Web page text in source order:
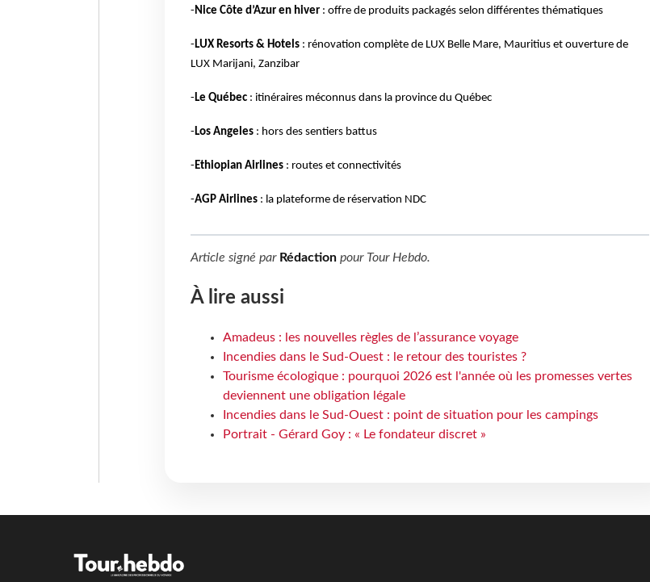
- Nice Côte d’Azur en hiver : offre de produits packagés selon différentes thématiques
- LUX Resorts & Hotels : rénovation complète de LUX Belle Mare, Mauritius et ouverture de
LUX Marijani, Zanzibar
- Le Québec : itinéraires méconnus dans la province du Québec
- Los Angeles: hors des sentiers battus
- Ethiopian Airlines: routes et connectivités
-AGP Airlines: la plateforme de réservation NDC
Article signé par Rédactionpour Tour Hebdo.
À lire aussi
Amadeus : les nouvelles règles de l’assurance voyage
Incendies dans le Sud-Ouest : le retour des touristes ?
Tourisme écologique : pourquoi 2026 est l'année où les promesses vertes
deviennent une obligation légale
Incendies dans le Sud-Ouest : point de situation pour les campings
Portrait - Gérard Goy : « Le fondateur discret »